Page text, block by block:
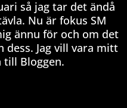
så jag tar det ändå
Nu är fokus SM
ännu för och om det
Jag vill vara mitt
till Bloggen.